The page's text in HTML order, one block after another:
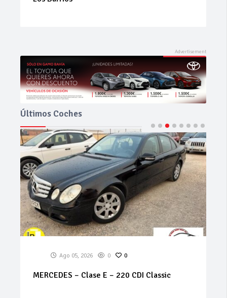
Últimos Coches
Ago 05, 2026 0 0
MERCEDES – Clase E – 220 CDI Classic